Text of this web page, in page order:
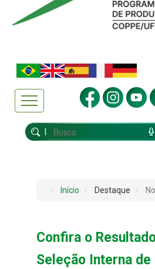
Início Destaque
Confira o
Seleção Interna